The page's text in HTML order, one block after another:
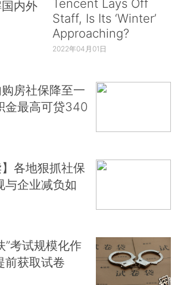
内外
Tencent Lays Off
Staff, Is Its ‘Winter’
Approaching?
2022年04月01日
房社保降至一
金最高可贷340
】各地狠抓社保
与企业减负如
”考试规模化作
前获取试卷